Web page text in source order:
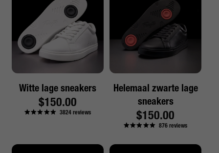
Witte lage sneakers
Reguliere
prijs
$150.00
3824reviews
Helemaal zwarte lage
sneakers
Reguliere
prijs
$150.00
876reviews